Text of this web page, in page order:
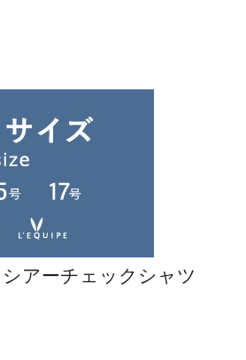
シアーチェックシャツ